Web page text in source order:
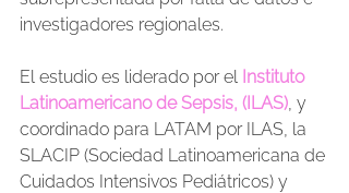
investigadores regionales.
El estudio es liderado por el Instituto
Latinoamericano de Sepsis, (ILAS) , y
coordinado para LATAM por ILAS, la
SLACIP (Sociedad Latinoamericana de
Cuidados Intensivos Pediátricos) y